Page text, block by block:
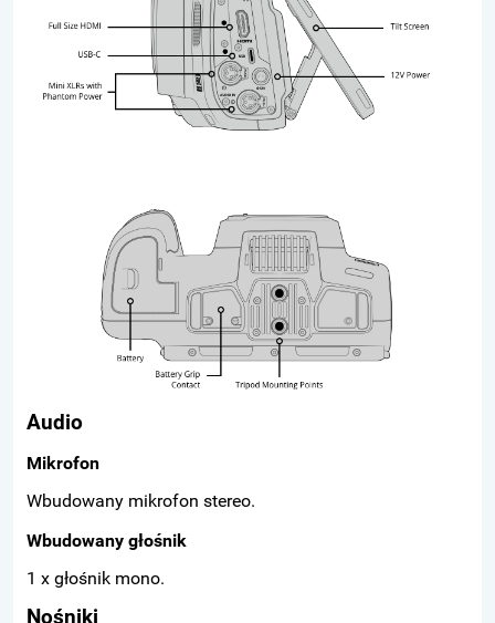
Audio
Mikrofon
Wbudowany mikrofon stereo.
Wbudowany głośnik
1 x głośnik mono.
Nośniki